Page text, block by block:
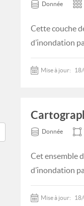
Donnée
Cette couche
d’inondation
Mise à jour:
Donnée
Cet ensemble
d’inondation
Mise à jour: